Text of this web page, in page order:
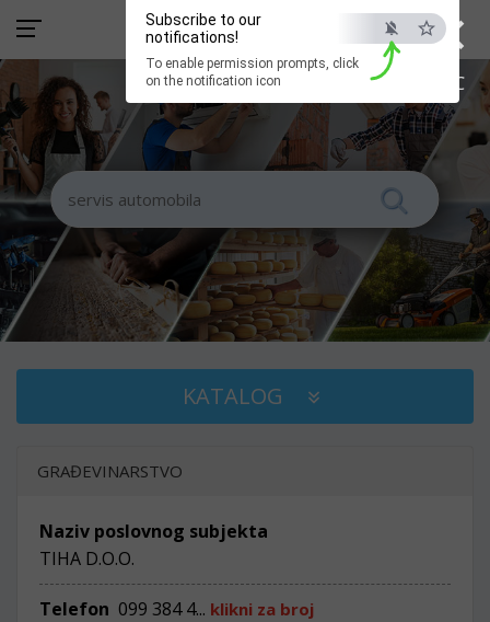
×
ESC
Subscribe to our
notifications!
To enable permission prompts, click
on the notification icon
KATALOG
GRAĐEVINARSTVO
Naziv poslovnog subjekta
TIHA D.O.O.
Telefon 099 384 4... klikni za broj